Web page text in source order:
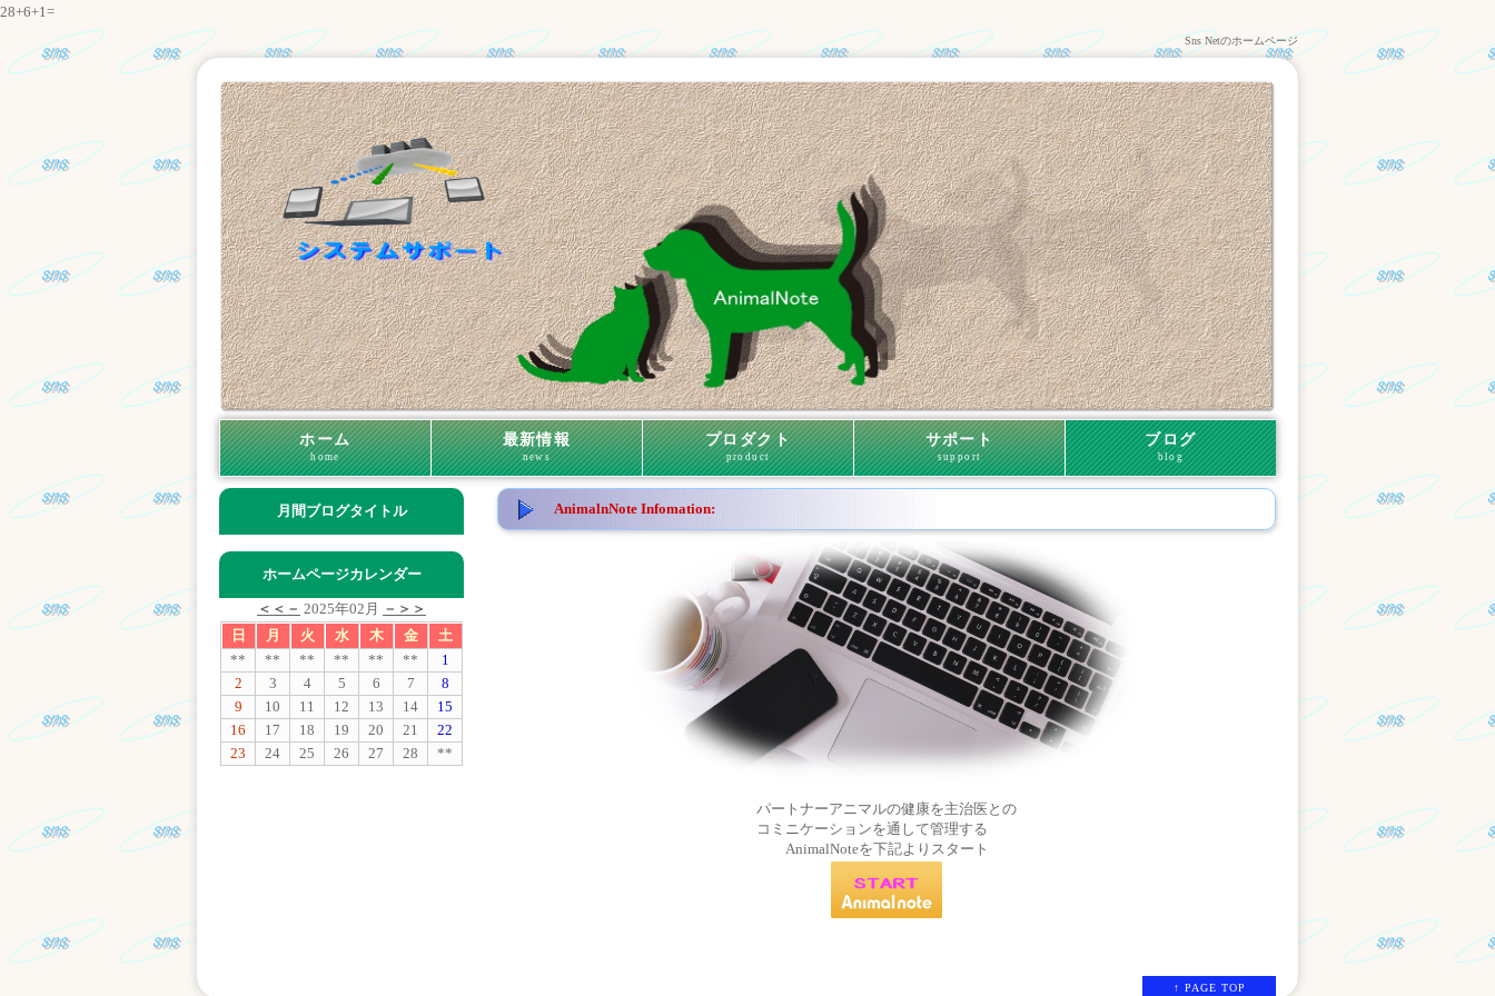
28+6+1=
Sns Netのホームページ
ホーム
home
最新情報
news
プロダクト
product
サポート
support
ブログ
blog
AnimalnNote Infomation:
パートナーアニマルの健康を主治医との
コミニケーションを通して管理する
AnimalNoteを下記よりスタート
月間ブログタイトル
ホームページカレンダー
＜＜－ 2025年02月
－＞＞
日
月 火 水 木 金
土
**
** ** ** ** **
1
2
3 4 5 6 7
8
9
10 11 12 13 14
15
16
17 18 19 20 21
22
23
24 25 26 27 28 **
↑ PAGE TOP